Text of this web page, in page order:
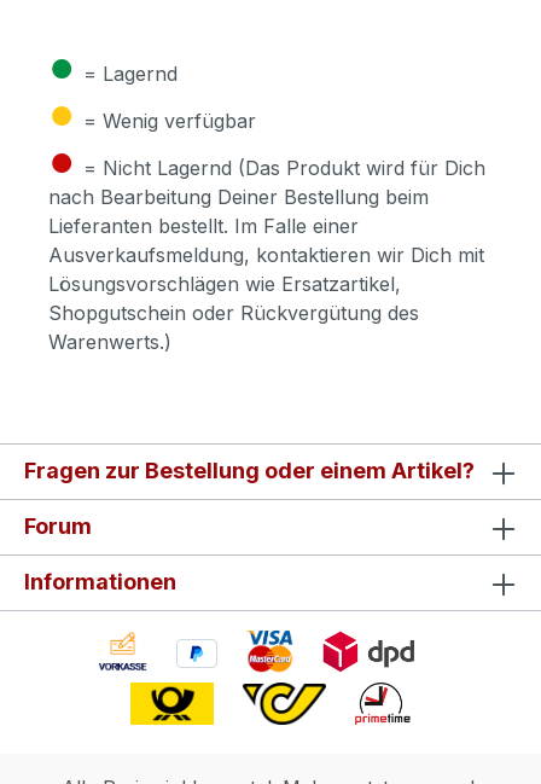
● = Lagernd
● = Wenig verfügbar
● = Nicht Lagernd (Das Produkt wird für Dich
nach Bearbeitung Deiner Bestellung beim
Lieferanten bestellt. Im Falle einer
Ausverkaufsmeldung, kontaktieren wir Dich mit
Lösungsvorschlägen wie Ersatzartikel,
Shopgutschein oder Rückvergütung des
Warenwerts.)
Fragen zur Bestellung oder einem Artikel?
Forum
Informationen